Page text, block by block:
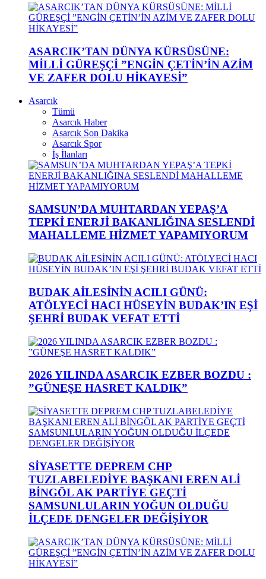
ASARCIK’TAN DÜNYA KÜRSÜSÜNE:
MİLLİ GÜREŞÇİ ”ENGİN ÇETİN’İN AZİM
VE ZAFER DOLU HİKAYESİ”
Asarcık
Tümü
Asarcık Haber
Asarcık Son Dakika
Asarcık Spor
İş İlanları
SAMSUN’DA MUHTARDAN YEPAŞ’A
TEPKİ ENERJİ BAKANLIĞINA SESLENDİ
MAHALLEME HİZMET YAPAMIYORUM
BUDAK AİLESİNİN ACILI GÜNÜ:
ATÖLYECİ HACI HÜSEYİN BUDAK’IN EŞİ
ŞEHRİ BUDAK VEFAT ETTİ
2026 YILINDA ASARCIK EZBER BOZDU :
”GÜNEŞE HASRET KALDIK”
SİYASETTE DEPREM CHP
TUZLABELEDİYE BAŞKANI EREN ALİ
BİNGÖL AK PARTİYE GEÇTİ
SAMSUNLULARIN YOĞUN OLDUĞU
İLÇEDE DENGELER DEĞİŞİYOR